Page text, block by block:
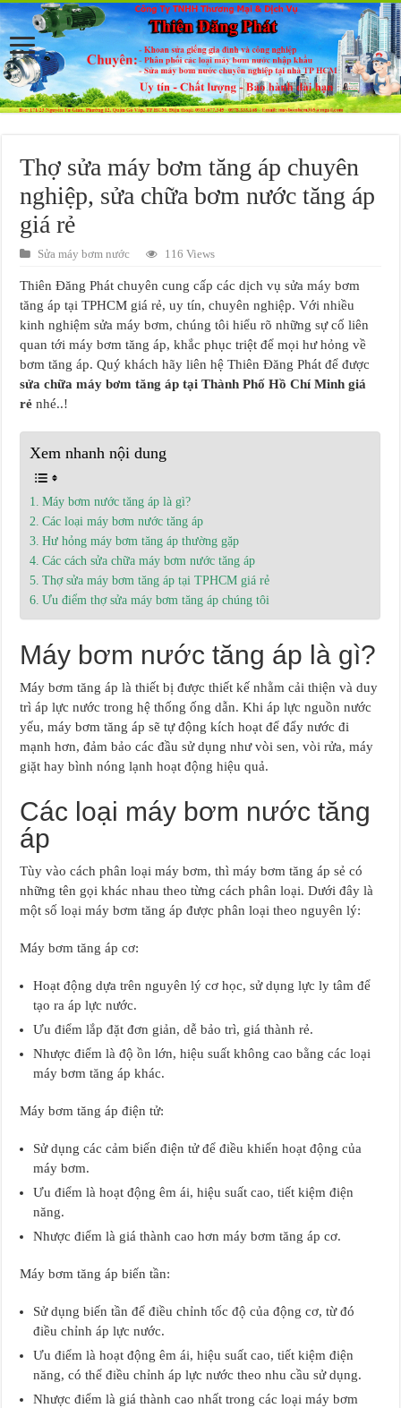
Thợ sửa máy bơm tăng áp chuyên
nghiệp, sửa chữa bơm nước tăng áp
giá rẻ
Sửa máy bơm nước 116 Views
Thiên Đăng Phát chuyên cung cấp các dịch vụ sửa máy bơm
tăng áp tại TPHCM giá rẻ, uy tín, chuyên nghiệp. Với nhiều
kinh nghiệm sửa máy bơm, chúng tôi hiểu rõ những sự cố liên
quan tới máy bơm tăng áp, khắc phục triệt để mọi hư hỏng về
bơm tăng áp. Quý khách hãy liên hệ Thiên Đăng Phát để được
sửa chữa máy bơm tăng áp tại Thành Phố Hồ Chí Minh giá
rẻ nhé..!
Xem nhanh nội dung
Máy bơm nước tăng áp là gì?
Các loại máy bơm nước tăng áp
Hư hỏng máy bơm tăng áp thường gặp
Các cách sửa chữa máy bơm nước tăng áp
Thợ sửa máy bơm tăng áp tại TPHCM giá rẻ
Ưu điểm thợ sửa máy bơm tăng áp chúng tôi
Máy bơm nước tăng áp là gì?
Máy bơm tăng áp là thiết bị được thiết kế nhằm cải thiện và duy
trì áp lực nước trong hệ thống ống dẫn. Khi áp lực nguồn nước
yếu, máy bơm tăng áp sẽ tự động kích hoạt để đẩy nước đi
mạnh hơn, đảm bảo các đầu sử dụng như vòi sen, vòi rửa, máy
giặt hay bình nóng lạnh hoạt động hiệu quả.
Các loại máy bơm nước tăng
áp
Tùy vào cách phân loại máy bơm, thì máy bơm tăng áp sẻ có
những tên gọi khác nhau theo từng cách phân loại. Dưới đây là
một số loại máy bơm tăng áp được phân loại theo nguyên lý:
Máy bơm tăng áp cơ:
Hoạt động dựa trên nguyên lý cơ học, sử dụng lực ly tâm để
tạo ra áp lực nước.
Ưu điểm lắp đặt đơn giản, dễ bảo trì, giá thành rẻ.
Nhược điểm là độ ồn lớn, hiệu suất không cao bằng các loại
máy bơm tăng áp khác.
Máy bơm tăng áp điện tử:
Sử dụng các cảm biến điện tử để điều khiển hoạt động của
máy bơm.
Ưu điểm là hoạt động êm ái, hiệu suất cao, tiết kiệm điện
năng.
Nhược điểm là giá thành cao hơn máy bơm tăng áp cơ.
Máy bơm tăng áp biến tần:
Sử dụng biến tần để điều chỉnh tốc độ của động cơ, từ đó
điều chỉnh áp lực nước.
Ưu điểm là hoạt động êm ái, hiệu suất cao, tiết kiệm điện
năng, có thể điều chỉnh áp lực nước theo nhu cầu sử dụng.
Nhược điểm là giá thành cao nhất trong các loại máy bơm